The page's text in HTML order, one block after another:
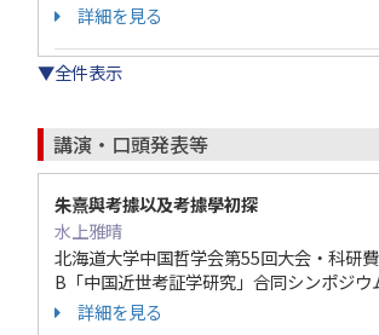
詳細を見る
▼全件表示
講演・口頭発表等
朱熹與考據以及考據學初探
水上雅晴
北海道大学中国哲学会第55回大会・科研
B「中国近世考証学研究」合同シンポジ
詳細を見る